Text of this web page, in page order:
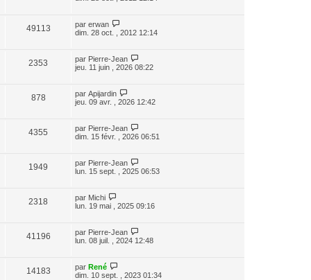
49113 par erwan
dim. 28 oct. , 2012 12:14
2353 par Pierre-Jean
jeu. 11 juin , 2026 08:22
878 par Apijardin
jeu. 09 avr. , 2026 12:42
4355 par Pierre-Jean
dim. 15 févr. , 2026 06:51
1949 par Pierre-Jean
lun. 15 sept. , 2025 06:53
2318 par Michi
lun. 19 mai , 2025 09:16
41196 par Pierre-Jean
lun. 08 juil. , 2024 12:48
14183 par René
dim. 10 sept. , 2023 01:34